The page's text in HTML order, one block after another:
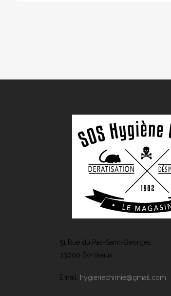
51 Rue du Pas-Saint-Georges
33000 Bordeaux
Email: hygienechimie@gmail.com